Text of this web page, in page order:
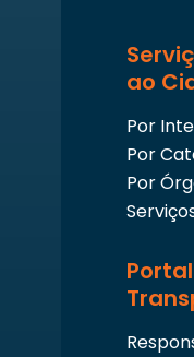
ao
Por
Por
Por